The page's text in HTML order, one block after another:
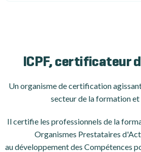
ICPF, certificateur
Un organisme de certification
secteur de la formation et
Il certifie les professionnels de la
Organismes Prestataires
au développement des Compétences